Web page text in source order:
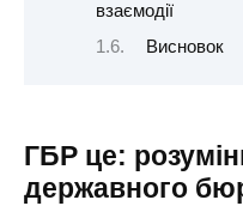
взаємодії
Висновок
ГБР це:
державного